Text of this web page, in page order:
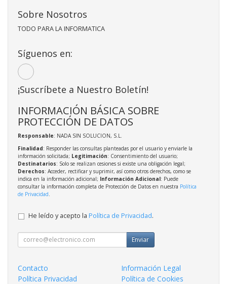
Sobre Nosotros
TODO PARA LA INFORMATICA
Síguenos en:
¡Suscríbete a Nuestro Boletín!
INFORMACIÓN BÁSICA SOBRE
PROTECCIÓN DE DATOS
Responsable: NADA SIN SOLUCION, S.L.
Finalidad: Responder las consultas planteadas por el usuario y enviarle la
información solicitada; Legitimación: Consentimiento del usuario;
Destinatarios: Solo se realizan cesiones si existe una obligación legal;
Derechos: Acceder, rectificar y suprimir, así como otros derechos, como se
indica en la información adicional; Información Adicional: Puede
consultar la información completa de Protección de Datos en nuestra Política
de Privacidad
He leído y acepto la Política de Privacidad.
Enviar
Contacto
Información Legal
Política Privacidad
Política de Cookies